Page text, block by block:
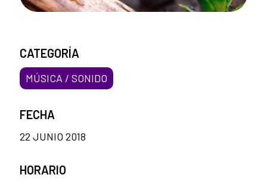
CATEGORÍA
MÚSICA / SONIDO
FECHA
22 JUNIO 2018
HORARIO